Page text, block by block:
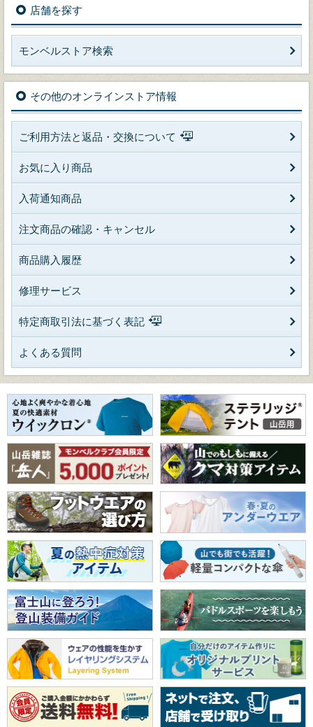
店舗を探す
モンベルストア検索
その他のオンラインストア情報
ご利用方法と返品・交換について
お気に入り商品
入荷通知商品
注文商品の確認・キャンセル
商品購入履歴
修理サービス
特定商取引法に基づく表記
よくある質問